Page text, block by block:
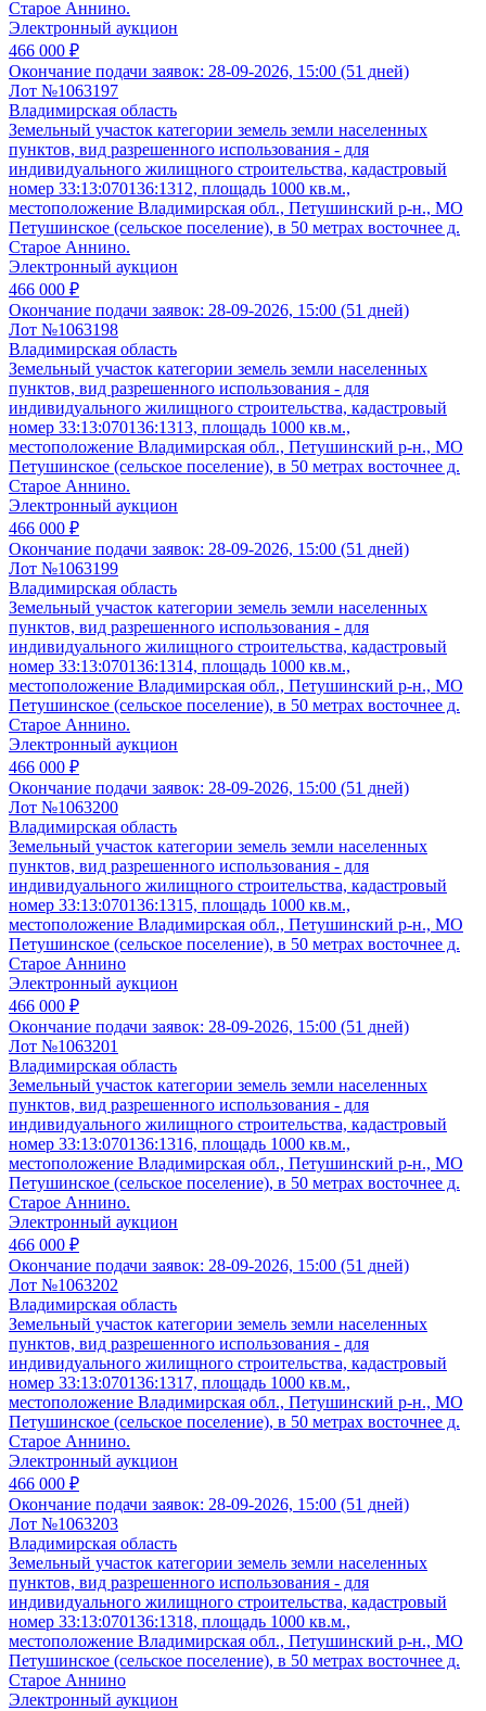
Старое Аннино.
Электронный аукцион
466 000 ₽
Окончание подачи заявок: 28-09-2026, 15:00 (51 дней)
Лот №1063197
Владимирская область
Земельный участок категории земель земли населенных
пунктов, вид разрешенного использования - для
индивидуального жилищного строительства, кадастровый
номер 33:13:070136:1312, площадь 1000 кв.м.,
местоположение Владимирская обл., Петушинский р-н., МО
Петушинское (сельское поселение), в 50 метрах восточнее д.
Старое Аннино.
Электронный аукцион
466 000 ₽
Окончание подачи заявок: 28-09-2026, 15:00 (51 дней)
Лот №1063198
Владимирская область
Земельный участок категории земель земли населенных
пунктов, вид разрешенного использования - для
индивидуального жилищного строительства, кадастровый
номер 33:13:070136:1313, площадь 1000 кв.м.,
местоположение Владимирская обл., Петушинский р-н., МО
Петушинское (сельское поселение), в 50 метрах восточнее д.
Старое Аннино.
Электронный аукцион
466 000 ₽
Окончание подачи заявок: 28-09-2026, 15:00 (51 дней)
Лот №1063199
Владимирская область
Земельный участок категории земель земли населенных
пунктов, вид разрешенного использования - для
индивидуального жилищного строительства, кадастровый
номер 33:13:070136:1314, площадь 1000 кв.м.,
местоположение Владимирская обл., Петушинский р-н., МО
Петушинское (сельское поселение), в 50 метрах восточнее д.
Старое Аннино.
Электронный аукцион
466 000 ₽
Окончание подачи заявок: 28-09-2026, 15:00 (51 дней)
Лот №1063200
Владимирская область
Земельный участок категории земель земли населенных
пунктов, вид разрешенного использования - для
индивидуального жилищного строительства, кадастровый
номер 33:13:070136:1315, площадь 1000 кв.м.,
местоположение Владимирская обл., Петушинский р-н., МО
Петушинское (сельское поселение), в 50 метрах восточнее д.
Старое Аннино
Электронный аукцион
466 000 ₽
Окончание подачи заявок: 28-09-2026, 15:00 (51 дней)
Лот №1063201
Владимирская область
Земельный участок категории земель земли населенных
пунктов, вид разрешенного использования - для
индивидуального жилищного строительства, кадастровый
номер 33:13:070136:1316, площадь 1000 кв.м.,
местоположение Владимирская обл., Петушинский р-н., МО
Петушинское (сельское поселение), в 50 метрах восточнее д.
Старое Аннино.
Электронный аукцион
466 000 ₽
Окончание подачи заявок: 28-09-2026, 15:00 (51 дней)
Лот №1063202
Владимирская область
Земельный участок категории земель земли населенных
пунктов, вид разрешенного использования - для
индивидуального жилищного строительства, кадастровый
номер 33:13:070136:1317, площадь 1000 кв.м.,
местоположение Владимирская обл., Петушинский р-н., МО
Петушинское (сельское поселение), в 50 метрах восточнее д.
Старое Аннино.
Электронный аукцион
466 000 ₽
Окончание подачи заявок: 28-09-2026, 15:00 (51 дней)
Лот №1063203
Владимирская область
Земельный участок категории земель земли населенных
пунктов, вид разрешенного использования - для
индивидуального жилищного строительства, кадастровый
номер 33:13:070136:1318, площадь 1000 кв.м.,
местоположение Владимирская обл., Петушинский р-н., МО
Петушинское (сельское поселение), в 50 метрах восточнее д.
Старое Аннино
Электронный аукцион